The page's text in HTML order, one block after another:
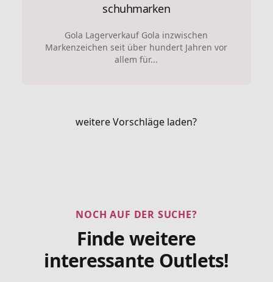
schuhmarken
Gola Lagerverkauf Gola inzwischen
Markenzeichen seit über hundert Jahren vor
allem für...
weitere Vorschläge laden?
NOCH AUF DER SUCHE?
Finde weitere
interessante Outlets!